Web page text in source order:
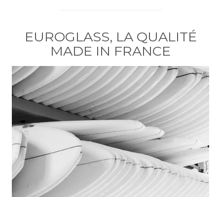
EUROGLASS, LA QUALITÉ
MADE IN FRANCE